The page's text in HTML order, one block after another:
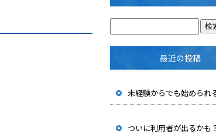
最近の投稿